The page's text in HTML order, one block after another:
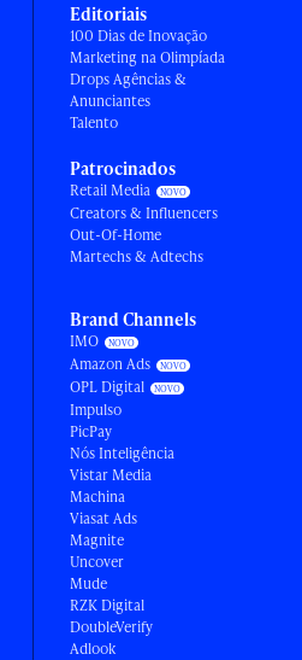
Editoriais
100 Dias de Inovação
Marketing na Olimpíada
Drops Agências &
Anunciantes
Talento
Patrocinados
Retail Media
Creators & Influencers
Out-Of-Home
Martechs & Adtechs
Brand Channels
IMO
Amazon Ads
OPL Digital
Impulso
PicPay
Nós Inteligência
Vistar Media
Machina
Viasat Ads
Magnite
Uncover
Mude
RZK Digital
DoubleVerify
Adlook